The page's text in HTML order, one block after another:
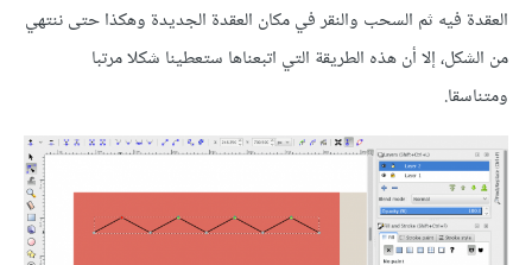
العقدة فيه ثم السحب والنقر في مكان العقدة الجديدة وهكذا حتى ننتهي
من الشكل، إلا أن هذه الطريقة التي اتبعناها ستعطينا شكلا مرتبا
ومتناسقا.